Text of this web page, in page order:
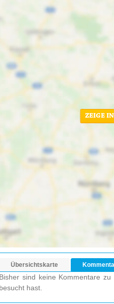
ZEIGE
Übersichtskarte
Bisher sind keine Kommentare
besucht hast.